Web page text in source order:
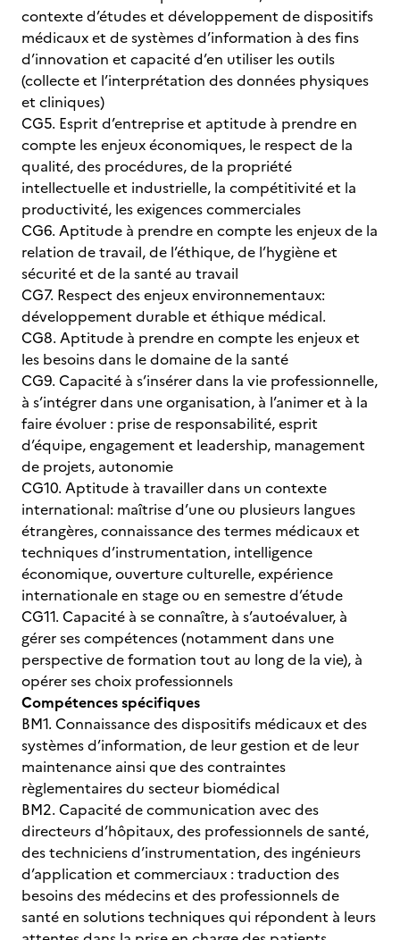
contexte d’études et développement de dispositifs
médicaux et de systèmes d’information à des fins
d’innovation et capacité d’en utiliser les outils
(collecte et l’interprétation des données physiques
et cliniques)
CG5. Esprit d’entreprise et aptitude à prendre en
compte les enjeux économiques, le respect de la
qualité, des procédures, de la propriété
intellectuelle et industrielle, la compétitivité et la
productivité, les exigences commerciales
CG6. Aptitude à prendre en compte les enjeux de la
relation de travail, de l’éthique, de l’hygiène et
sécurité et de la santé au travail
CG7. Respect des enjeux environnementaux:
développement durable et éthique médical.
CG8. Aptitude à prendre en compte les enjeux et
les besoins dans le domaine de la santé
CG9. Capacité à s’insérer dans la vie professionnelle,
à s’intégrer dans une organisation, à l’animer et à la
faire évoluer : prise de responsabilité, esprit
d’équipe, engagement et leadership, management
de projets, autonomie
CG10. Aptitude à travailler dans un contexte
international: maîtrise d’une ou plusieurs langues
étrangères, connaissance des termes médicaux et
techniques d’instrumentation, intelligence
économique, ouverture culturelle, expérience
internationale en stage ou en semestre d’étude
CG11. Capacité à se connaître, à s’autoévaluer, à
gérer ses compétences (notamment dans une
perspective de formation tout au long de la vie), à
opérer ses choix professionnels
Compétences spécifiques
BM1. Connaissance des dispositifs médicaux et des
systèmes d’information, de leur gestion et de leur
maintenance ainsi que des contraintes
règlementaires du secteur biomédical
BM2. Capacité de communication avec des
directeurs d’hôpitaux, des professionnels de santé,
des techniciens d’instrumentation, des ingénieurs
d’application et commerciaux : traduction des
besoins des médecins et des professionnels de
santé en solutions techniques qui répondent à leurs